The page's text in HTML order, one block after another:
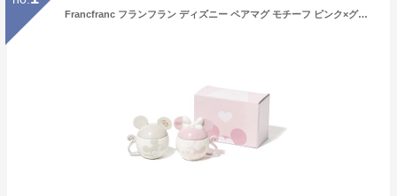
Francfranc フランフラン ディズニー ペアマグ モチーフ ピンク×グレー